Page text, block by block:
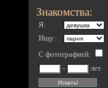
Знакомства:
Я:
Ищу:
С фотографией:
-
лет